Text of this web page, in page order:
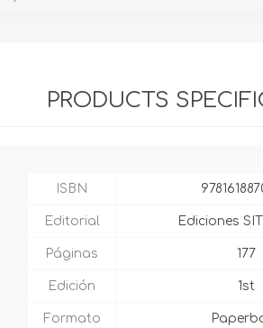
PRODUCTS
ISBN
Editorial Ediciones
Páginas 177
Edición 1st
Formato